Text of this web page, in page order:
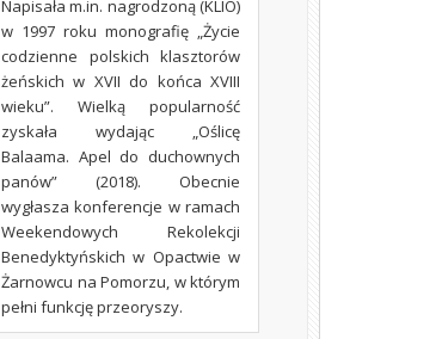
Napisała m.in. nagrodzoną (KLIO)
w 1997 roku monografię „Życie
codzienne polskich klasztorów
żeńskich w XVII do końca XVIII
wieku”. Wielką popularność
zyskała wydając „Oślicę
Balaama. Apel do duchownych
panów” (2018). Obecnie
wygłasza konferencje w ramach
Weekendowych Rekolekcji
Benedyktyńskich w Opactwie w
Żarnowcu na Pomorzu, w którym
pełni funkcję przeoryszy.